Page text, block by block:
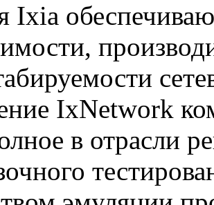
Ixia
IxNetwork
в отрасли